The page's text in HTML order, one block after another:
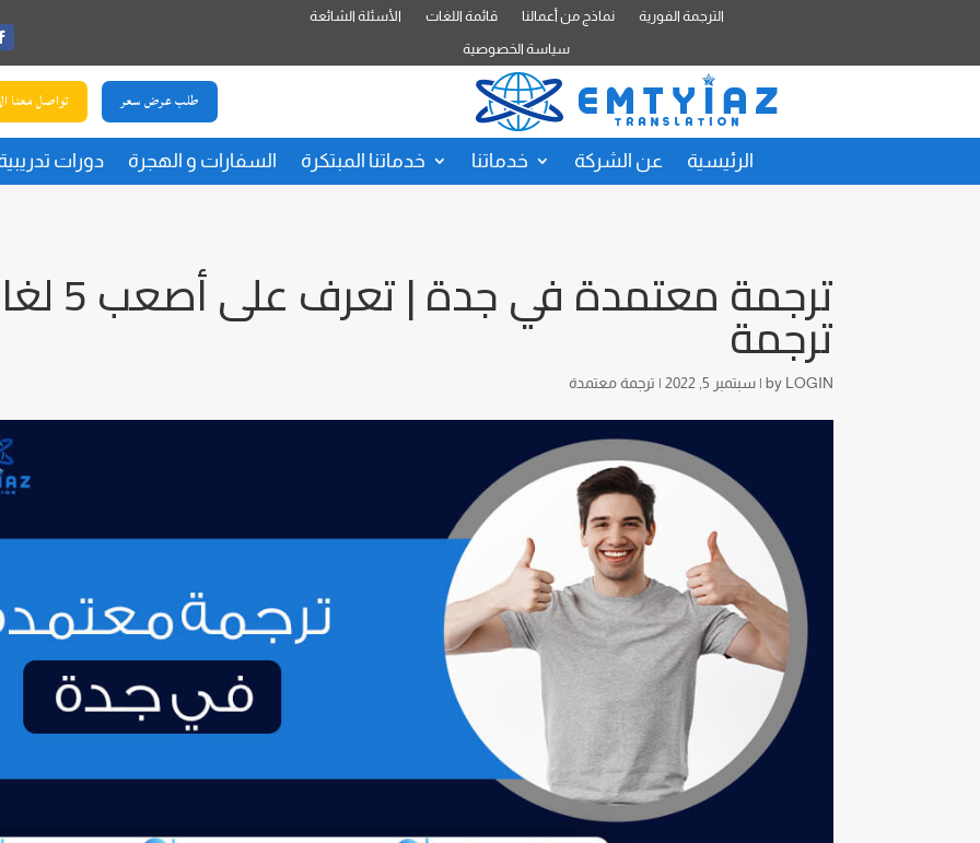
الترجمة الفورية نماذج من أعمالنا قائمة اللغات
الأسئلة الشائعة
سياسة الخصوصية
طلب عرض سعر تواصل معنا
الرئيسية عن الشركة خدماتنا خدماتنا المبتكرة السفارات و الهجرة دورات
ترجمة معتمدة في
ترجمة
by LOGIN
|سبتمبر 5, 2022 | ترجمة معتمدة